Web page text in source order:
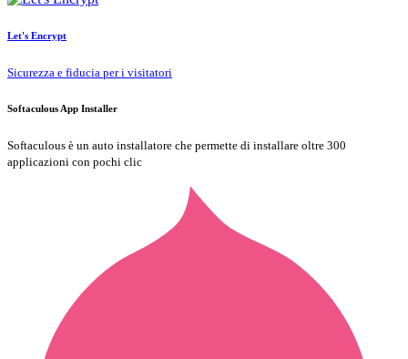
Let's Encrypt
Sicurezza e fiducia per i visitatori
Softaculous App Installer
Softaculous è un auto installatore che permette di installare oltre 300
applicazioni con pochi clic